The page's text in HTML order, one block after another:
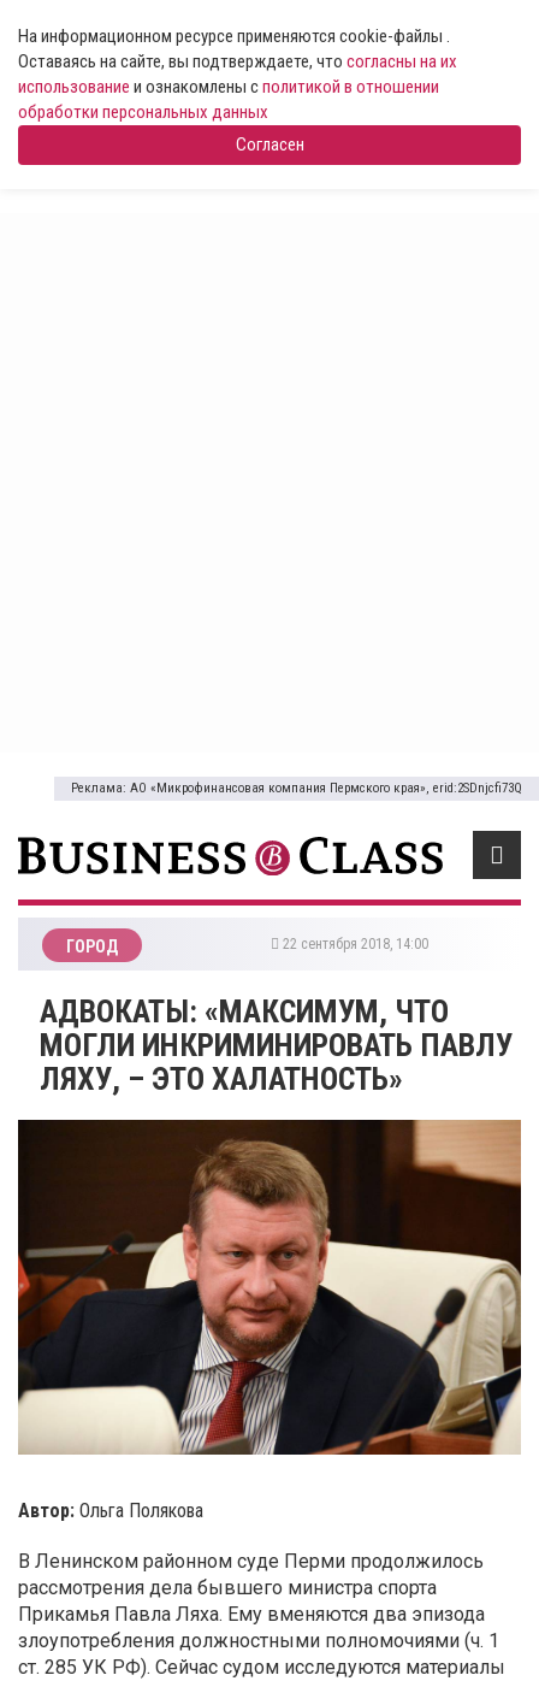
На информационном ресурсе применяются cookie-файлы .
Оставаясь на сайте, вы подтверждаете, что согласны на их
использование и ознакомлены сполитикой в отношении
обработки персональных данных
Согласен
Реклама: АО «Микрофинансовая компания Пермского края», erid:2SDnjcfi73Q
ГОРОД 22 сентября 2018, 14:00
АДВОКАТЫ: «МАКСИМУМ, ЧТО
МОГЛИ ИНКРИМИНИРОВАТЬ ПАВЛУ
ЛЯХУ, – ЭТО ХАЛАТНОСТЬ»
Автор: Ольга Полякова
В Ленинском районном суде Перми продолжилось
рассмотрения дела бывшего министра спорта
Прикамья Павла Ляха. Ему вменяются два эпизода
злоупотребления должностными полномочиями (ч. 1
ст. 285 УК РФ). Сейчас судом исследуются материалы